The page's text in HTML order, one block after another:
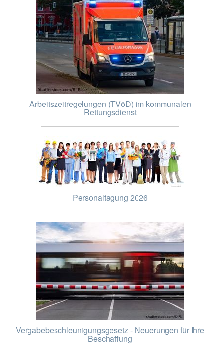
Arbeitszeitregelungen (TVöD) im kommunalen
Rettungsdienst
Personaltagung 2026
Vergabebeschleunigungsgesetz - Neuerungen für Ihre
Beschaffung